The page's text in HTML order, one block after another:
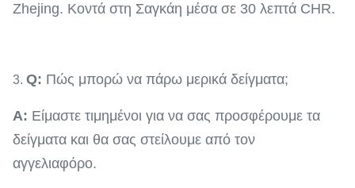
Zhejing. Κοντά στη Σαγκάη μέσα σε 30 λεπτά CHR.
3. Q: Πώς μπορώ να πάρω μερικά δείγματα;
Α: Είμαστε τιμημένοι για να σας προσφέρουμε τα
δείγματα και θα σας στείλουμε από τον
αγγελιαφόρο.